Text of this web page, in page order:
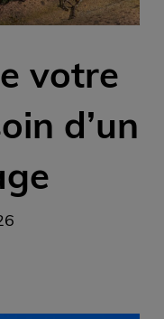
votre
d’un